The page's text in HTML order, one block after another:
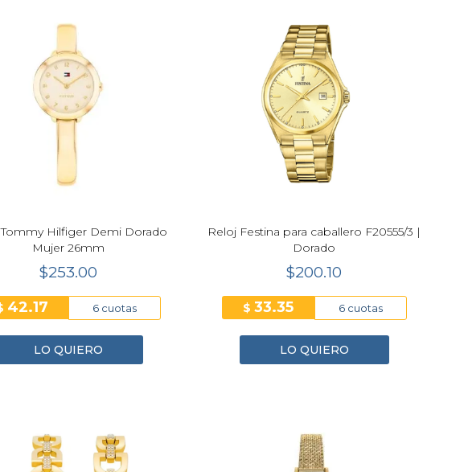
Hilfiger Demi Dorado
Mujer 26mm
$253.00
42.17 6 cuotas
LO QUIERO
Reloj Festina para caballero F20555/3 |
Dorado
$200.10
$ 33.35 6 cuotas
LO QUIERO